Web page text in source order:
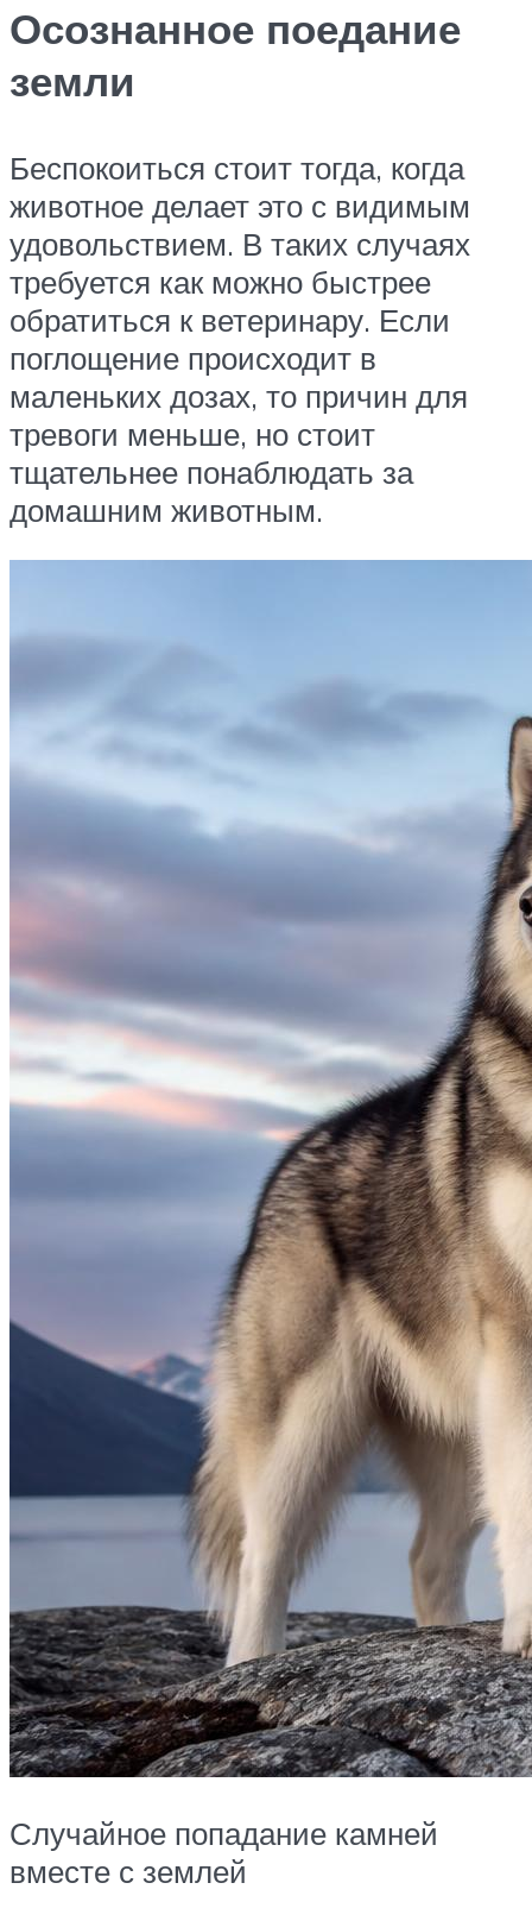
Осознанное поедание
земли
Беспокоиться стоит тогда, когда
животное делает это с видимым
удовольствием. В таких случаях
требуется как можно быстрее
обратиться к ветеринару. Если
поглощение происходит в
маленьких дозах, то причин для
тревоги меньше, но стоит
тщательнее понаблюдать за
домашним животным.
Случайное попадание камней
вместе с землей